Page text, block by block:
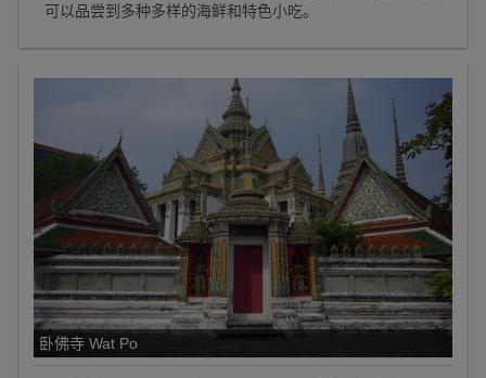
可以品尝到多种多样的海鲜和特色小吃。
卧佛寺 Wat Po